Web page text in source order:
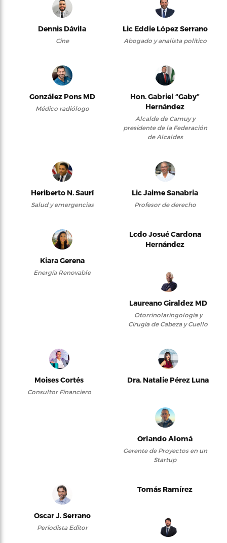
Dennis Dávila
Cine
Lic Eddie López Serrano
Abogado y analista político
González Pons MD
Médico radiólogo
Hon. Gabriel “Gaby”
Hernández
Alcalde de Camuy y
presidente de la Federación
de Alcaldes
Heriberto N. Saurí
Salud y emergencias
Lic Jaime Sanabria
Profesor de derecho
Kiara Gerena
Energía Renovable
Lcdo Josué Cardona
Hernández
Laureano Giraldez MD
Otorrinolaringología y
Cirugía de Cabeza y Cuello
Moises Cortés
Consultor Financiero
Dra. Natalie Pérez Luna
Orlando Alomá
Gerente de Proyectos en un
Startup
Oscar J. Serrano
Periodista Editor
Tomás Ramírez